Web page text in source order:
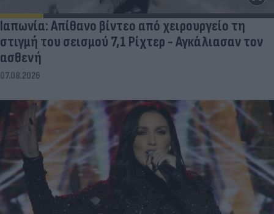
Ιαπωνία: Απίθανο βίντεο από χειρουργείο τη
στιγμή του σεισμού 7,1 Ρίχτερ - Αγκάλιασαν τον
ασθενή
07.08.2026